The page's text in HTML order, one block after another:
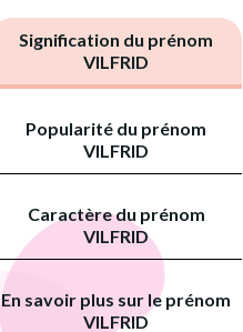
Signification du prénom
VILFRID
Popularité du prénom
VILFRID
Caractère du prénom
VILFRID
En savoir plus sur le prénom
VILFRID